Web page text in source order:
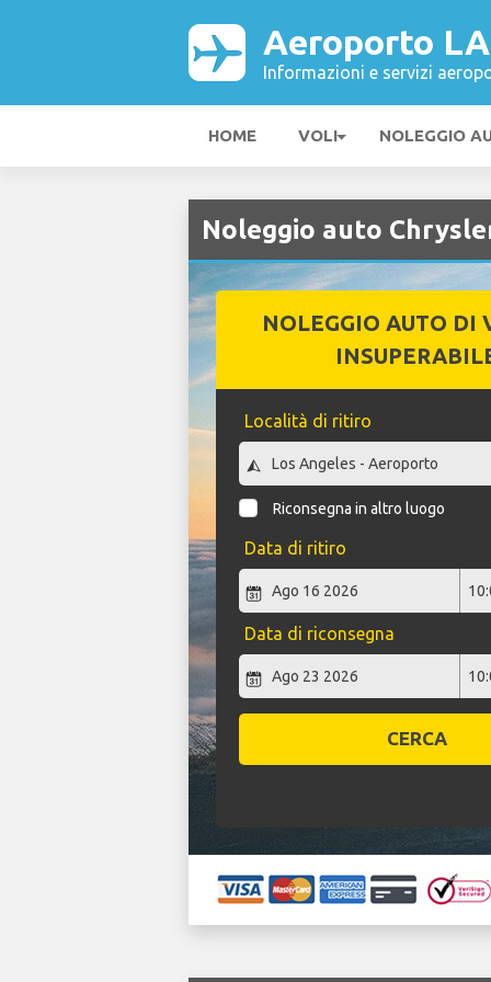
Aeroporto
Informazioni e servizi
HOME VOLI NOLEGGIO
Noleggio auto
NOLEGGIO AUTO DI
Località di ritiro
Riconsegna in altro luogo
Data di ritiro
Data di riconsegna
CERCA